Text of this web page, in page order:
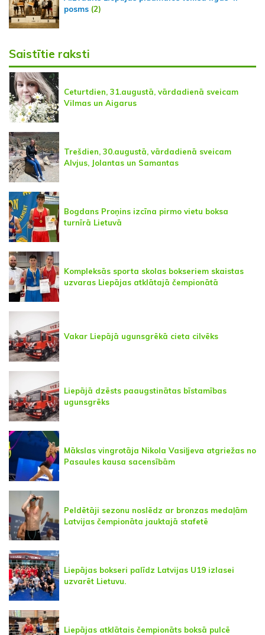
posms (2)
Saistītie raksti
Ceturtdien, 31.augustā, vārdadienā sveicam
Vilmas un Aigarus
Trešdien, 30.augustā, vārdadienā sveicam
Alvjus, Jolantas un Samantas
Bogdans Proņins izcīna pirmo vietu boksa
turnīrā Lietuvā
Kompleksās sporta skolas bokseriem skaistas
uzvaras Liepājas atklātajā čempionātā
Vakar Liepājā ugunsgrēkā cieta cilvēks
Liepājā dzēsts paaugstinātas bīstamības
ugunsgrēks
Mākslas vingrotāja Nikola Vasiļjeva atgriežas no
Pasaules kausa sacensībām
Peldētāji sezonu noslēdz ar bronzas medaļām
Latvijas čempionāta jauktajā stafetē
Liepājas bokseri palīdz Latvijas U19 izlasei
uzvarēt Lietuvu.
Liepājas atklātais čempionāts boksā pulcē